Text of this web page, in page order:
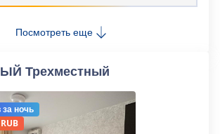
Посмотреть еще
Трехместный
за ночь